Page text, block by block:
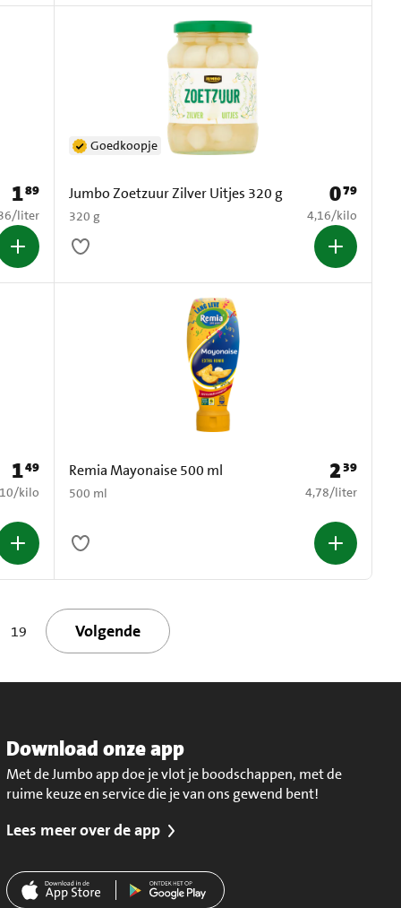
Prijs: € 1,89
189
per liter
/liter
Jumbo Zoetzuur Zilver Uitjes 320 g
320 g
Goedkoopje
Prijs: € 0,79
079
€ 4,16 per kilo
4,16/kilo
Prijs: € 1,49
149
per kilo
/kilo
Remia Mayonaise 500 ml
500 ml
Prijs: € 2,39
239
€ 4,78 per liter
4,78/liter
19 Volgende
Download onze app
Met de Jumbo app doe je vlot je boodschappen, met de
ruime keuze en service die je van ons gewend bent!
Lees meer over de app